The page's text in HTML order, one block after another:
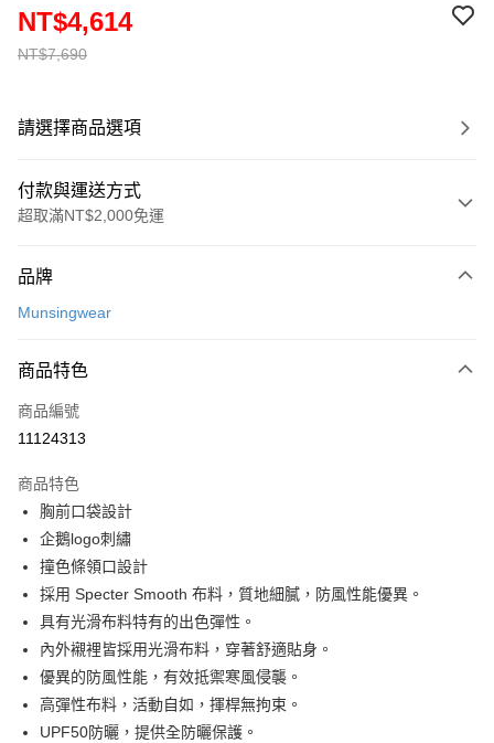
NT$7,690
NT$4,614
請選擇商品選項
付款與運送方式
超取滿NT$2,000免運
信用卡一次付款
LINE Pay
Apple Pay
悠遊付
大哥付你分期
相關說明
【大哥付你分期使用說明】
1.本服務由台灣大哥大提供，台灣大哥大用戶可立即使用無須另外申請。
2.付款方式選擇「大哥付你分期」，訂單成立後會自動跳轉到大哥付的交易
流程，驗證手機門號後，選擇欲分期的期數、繳款截止日，確認付款後即完
成交易。
3.實際核准額度、可分期數及費用金額請依後續交易確認頁面所載為準。
4.訂單成立30分鐘內，如未前往確認交易或遇審核未通過，訂單將自動取
消。如遇「轉專審核」未通過狀況，表示未達大哥付你分期系統評分，恕無
AFTEE先享後付
相關說明
【關於「AFTEE先享後付」】
AFTEE先享後付是「在收到商品之後才付款」的支付方式。 讓您購物簡單
便利好安心！
１．簡單：不需註冊會員、不需綁卡、不需儲值。
２．便利：只要手機號碼，簡訊認證，即可結帳。
ATM付款
運送方式
品牌
Munsingwear
商品特色
商品編號
11124313
商品特色
胸前口袋設計
企鵝logo刺繡
撞色條領口設計
採用 Specter Smooth 布料，質地細膩，防風性能優異。
具有光滑布料特有的出色彈性。
內外襯裡皆採用光滑布料，穿著舒適貼身。
優異的防風性能，有效抵禦寒風侵襲。
高彈性布料，活動自如，揮桿無拘束。
UPF50防曬，提供全防曬保護。